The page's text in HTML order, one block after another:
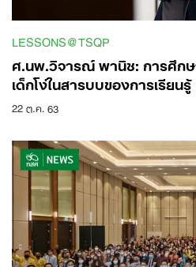
LESSONS@TSQP
ศ.นพ.วิจารณ์ พานิช: การศึก
เด็กโง่ในสารบบของการเรียนรู้
22 ต.ค. 63